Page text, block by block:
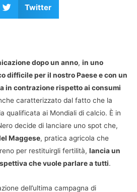
Twitter
dopo un anno, in uno
difficile per il nostro Paese e con un
in contrazione rispetto ai consumi
caratterizzato dal fatto che la
qualificata ai Mondiali di calcio. È in
decide di lanciare uno spot che,
Maggese, pratica agricola che
per restituirgli fertilità, lancia un
che vuole parlare a tutti.
dell’ultima campagna di